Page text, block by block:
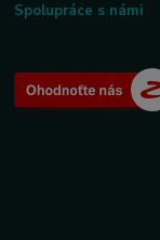
Spolupráce s námi